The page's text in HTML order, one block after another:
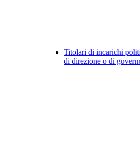
Titolari di incarichi
di direzione o di